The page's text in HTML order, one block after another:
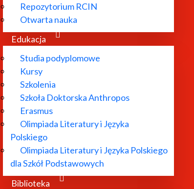
Repozytorium RCIN
Otwarta nauka
Edukacja
Studia podyplomowe
Kursy
Szkolenia
Szkoła Doktorska Anthropos
Erasmus
Olimpiada Literatury i Języka
Polskiego
Olimpiada Literatury i Języka Polskiego
dla Szkół Podstawowych
Biblioteka
Zobacz więcej
Podręczniki
Darmowe podręczniki do pobrania
Zobacz więcej